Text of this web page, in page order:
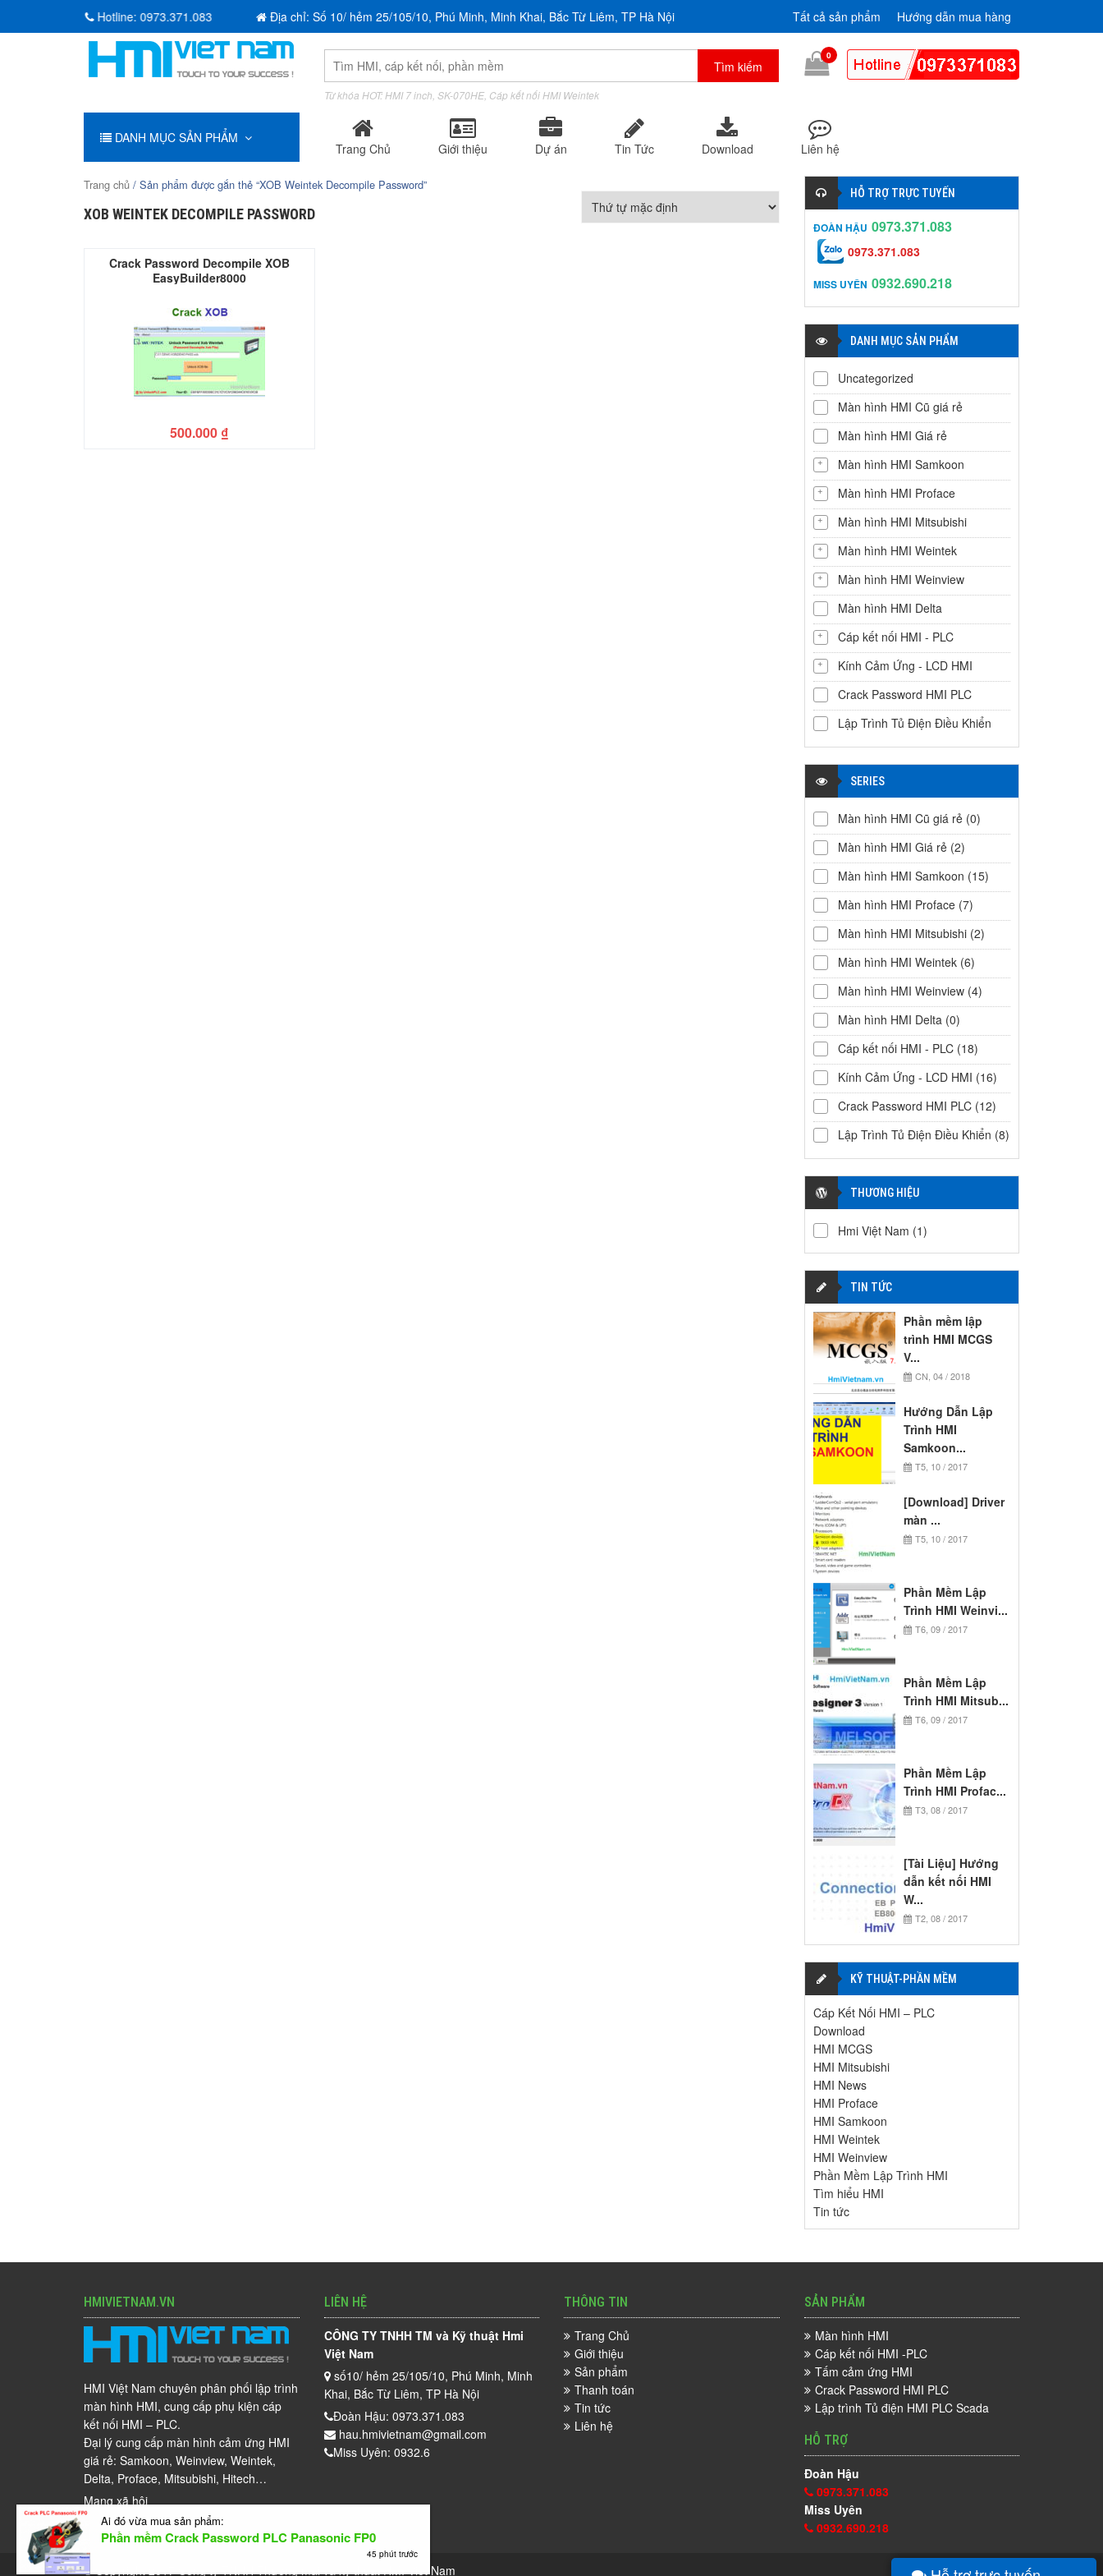
Hotline:0973.371.083 Địa chỉ: Số 10/ hẻm 25/105/10, Phú Minh, Minh Khai, Bắc Từ Liêm, TP Hà Nội Tất cả sản phẩm Hướng dẫn mua hàng
Tìm
kiếm:
Từ khóa HOT: HMI 7 inch, SK-070HE, Cáp kết nối HMI Weintek
0
DANH MỤC SẢN PHẨM
Trang Chủ Giới thiệu Dự án Tin Tức Download Liên hệ
Trang chủ / Sản phẩm được gắn thẻ “XOB Weintek Decompile Password”
XOB WEINTEK DECOMPILE PASSWORD
Crack Password Decompile XOB
EasyBuilder8000
500.000 ₫
HỖ TRỢ TRỰC TUYẾN
ĐOÀN HẬU 0973.371.083
0973.371.083
MISS UYÊN 0932.690.218
DANH MỤC SẢN PHẨM
Uncategorized
Màn hình HMI Cũ giá rẻ
Màn hình HMI Giá rẻ
Màn hình HMI Samkoon
Màn hình HMI Proface
Màn hình HMI Mitsubishi
Màn hình HMI Weintek
Màn hình HMI Weinview
Màn hình HMI Delta
Cáp kết nối HMI - PLC
Kính Cảm Ứng - LCD HMI
Crack Password HMI PLC
Lập Trình Tủ Điện Điều Khiển
SERIES
Màn hình HMI Cũ giá rẻ (0)
Màn hình HMI Giá rẻ (2)
Màn hình HMI Samkoon (15)
Màn hình HMI Proface (7)
Màn hình HMI Mitsubishi (2)
Màn hình HMI Weintek (6)
Màn hình HMI Weinview (4)
Màn hình HMI Delta (0)
Cáp kết nối HMI - PLC (18)
Kính Cảm Ứng - LCD HMI (16)
Crack Password HMI PLC (12)
Lập Trình Tủ Điện Điều Khiển (8)
THƯƠNG HIỆU
Hmi Việt Nam (1)
TIN TỨC
Phần mềm lập
trình HMI MCGS
V...
CN, 04 / 2018
Hướng Dẫn Lập
Trình HMI
Samkoon...
T5, 10 / 2017
[Download] Driver
màn ...
T5, 10 / 2017
Phần Mềm Lập
Trình HMI Weinvi...
T6, 09 / 2017
Phần Mềm Lập
Trình HMI Mitsub...
T6, 09 / 2017
Phần Mềm Lập
Trình HMI Profac...
T3, 08 / 2017
[Tài Liệu] Hướng
dẫn kết nối HMI
W...
T2, 08 / 2017
KỸ THUẬT-PHẦN MỀM
Cáp Kết Nối HMI – PLC
Download
HMI MCGS
HMI Mitsubishi
HMI News
HMI Proface
HMI Samkoon
HMI Weintek
HMI Weinview
Phần Mềm Lập Trình HMI
Tìm hiểu HMI
Tin tức
HMIVIETNAM.VN
HMI Việt Nam chuyên phân phối lập trình
màn hình HMI, cung cấp phụ kiện cáp
kết nối HMI – PLC.
Đại lý cung cấp màn hình cảm ứng HMI
giá rẻ: Samkoon, Weinview, Weintek,
Delta, Proface, Mitsubishi, Hitech…
Mạng xã hội
LIÊN HỆ
CÔNG TY TNHH TM và Kỹ thuật Hmi
Việt Nam
số10/ hẻm 25/105/10, Phú Minh, Minh
Khai, Bắc Từ Liêm, TP Hà Nội
Đoàn Hậu: 0973.371.083
hau.hmivietnam@gmail.com
Miss Uyên: 0932.6
THÔNG TIN
Trang Chủ
Giới thiệu
Sản phẩm
Thanh toán
Tin tức
Liên hệ
SẢN PHẨM
Màn hình HMI
Cáp kết nối HMI -PLC
Tấm cảm ứng HMI
Crack Password HMI PLC
Lập trình Tủ điện HMI PLC Scada
HỖ TRỢ
Đoàn Hậu
0973.371.083
Miss Uyên
0932.690.218
© Copyright 2017Công ty TNHH Thương mại và kỹ thuật HMI Việt Nam
Ai đó vừa mua sản phẩm:
Phần mềm Crack Password PLC Panasonic FP0
45 phút trước